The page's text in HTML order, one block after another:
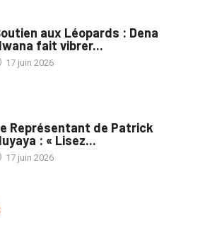
aux Léopards : Dena
fait vibrer...
17 juin 2026
Représentant de Patrick
: « Lisez...
17 juin 2026